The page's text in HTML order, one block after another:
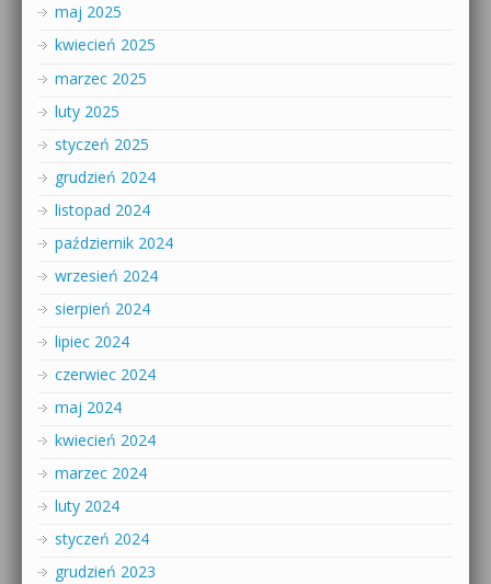
maj 2025
kwiecień 2025
marzec 2025
luty 2025
styczeń 2025
grudzień 2024
listopad 2024
październik 2024
wrzesień 2024
sierpień 2024
lipiec 2024
czerwiec 2024
maj 2024
kwiecień 2024
marzec 2024
luty 2024
styczeń 2024
grudzień 2023